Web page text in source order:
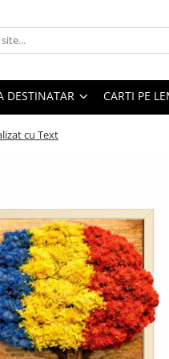
DESTINATAR CARTI PE
cu Text